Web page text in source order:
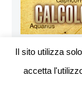
Il sito utilizza
accetta
Vuoi